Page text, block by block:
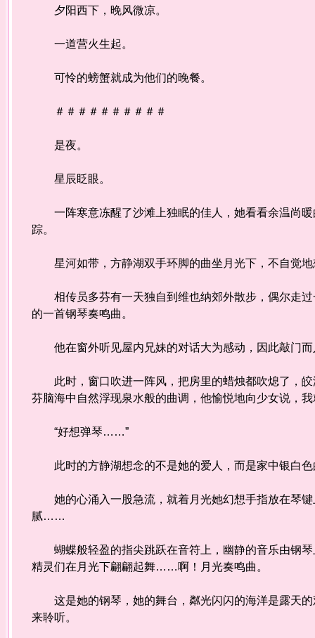
夕阳西下，晚风微凉。
一道营火生起。
可怜的螃蟹就成为他们的晚餐。
＃＃＃＃＃＃＃＃＃＃
是夜。
星辰眨眼。
一阵寒意冻醒了沙滩上独眠的佳人，她看看余温尚暖
踪。
星河如带，方静湖双手环脚的曲坐月光下，不自觉
相传员多芬有一天独自到维也纳郊外散步，偶尔走过
的一首钢琴奏鸣曲。
他在窗外听见屋内兄妹的对话大为感动，因此敲门
此时，窗口吹进一阵风，把房里的蜡烛都吹熄了，皎
芬脑海中自然浮现泉水般的曲调，他愉悦地向少女说，
“好想弹琴……”
此时的方静湖想念的不是她的爱人，而是家中银白
她的心涌入一股急流，就着月光她幻想手指放在琴键
腻……
蝴蝶般轻盈的指尖跳跃在音符上，幽静的音乐由钢琴
精灵们在月光下翩翩起舞……啊！月光奏鸣曲。
这是她的钢琴，她的舞台，粼光闪闪的海洋是露天的
来聆听。